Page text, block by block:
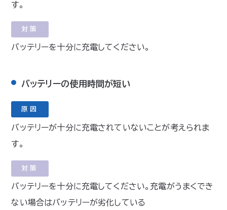
す。
対策
バッテリーを十分に充電してください。
バッテリーの使用時間が短い
原因
バッテリーが十分に充電されていないことが考えられま
す。
対策
バッテリーを十分に充電してください。充電がうまくでき
ない場合はバッテリーが劣化している